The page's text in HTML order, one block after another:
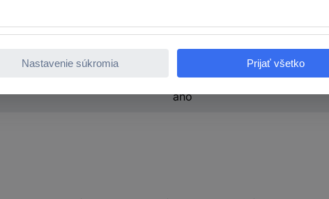
Zobraziť viac
Zubehör TFT/LCD-TV
áno